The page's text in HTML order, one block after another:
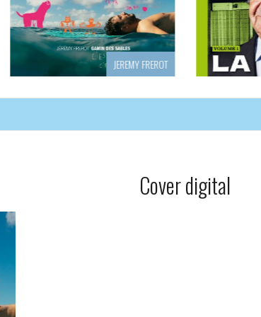
JEREMY FREROT PIERRE PERRET
Cover digital